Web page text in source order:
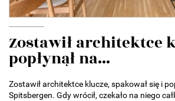
Zostawił architektce
popłynął na...
Zostawił architektce klucze, spakował się i
Spitsbergen. Gdy wrócił, czekało na niego